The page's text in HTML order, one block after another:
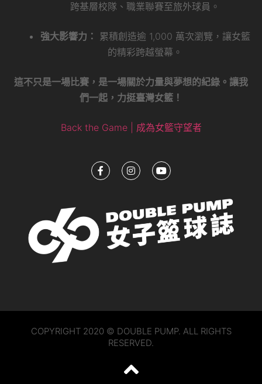
跨基層校隊、職業聯賽至旅外球員。
強大影響力：
累積創造逾 1,000 萬次瀏覽，讓女籃
的精彩跨越螢幕。
這不只是一場比賽，是一場關於力量與夢想的紀錄。讓我
們一起，力挺臺灣女籃！
Back the Game | 成為女籃守望者
COPYRIGHT 2020 © DOUBLE PUMP. ALL RIGHTS
RESERVED.